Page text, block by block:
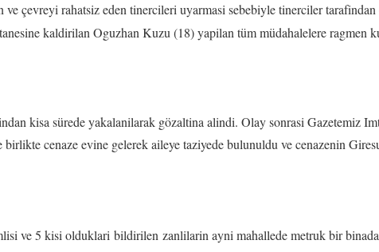
çevreyi rahatsiz eden tinercileri uyarmasi sebebiyle tinerciler
kaldirilan Oguzhan Kuzu (18) yapilan tüm müdahalelere ragmen
kisa sürede yakalanilarak gözaltina alindi. Olay sonrasi Gazetemiz
cenaze evine gelerek aileye taziyede bulunuldu ve cenazenin
ve 5 kisi olduklari bildirilen zanlilarin ayni mahallede metruk bir